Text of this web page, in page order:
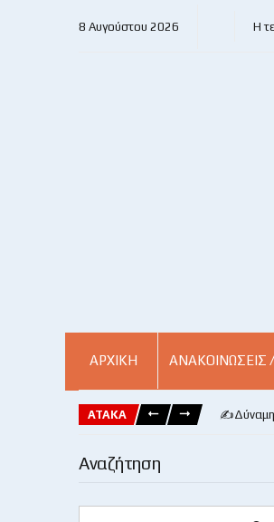
8 Αυγούστου 2026 Η
ΑΡΧΙΚΗ ΑΝΑΚΟΙΝΏΣΕΙΣ
ΑΤΑΚΑ ✍️Δύναμη
Αναζήτηση